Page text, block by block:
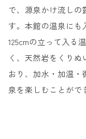
で、源泉かけ流しの
す。本館の温泉にも
125cmの立って入る
く、天然岩をくり
おり、加水・加温・
泉を楽しむことがで